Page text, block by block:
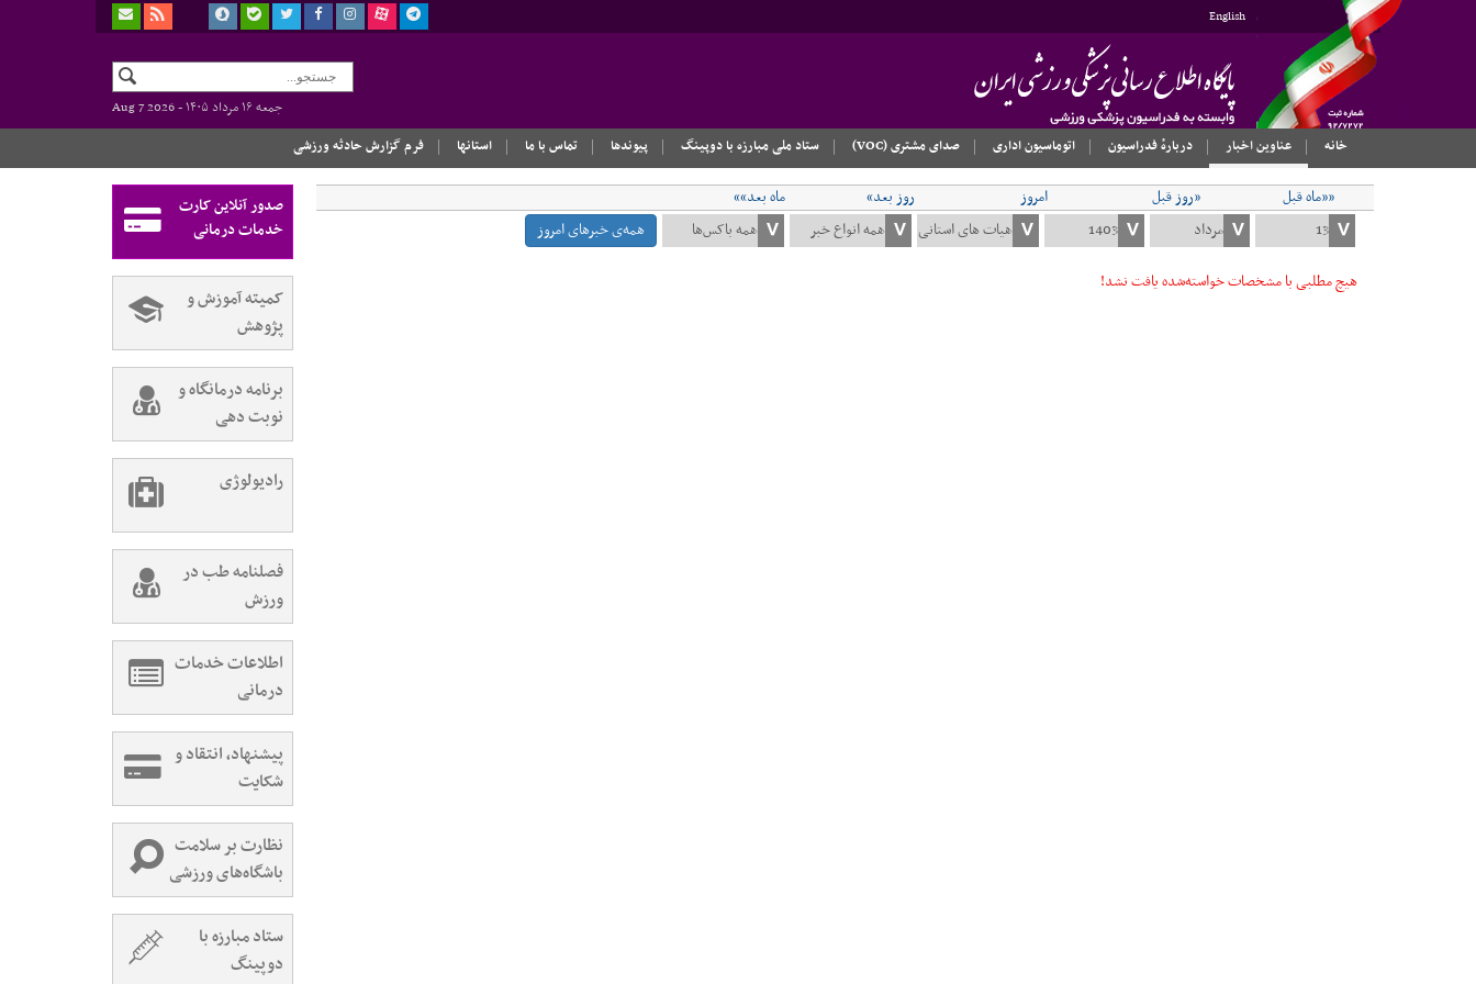
English
جمعه ۱۶ مرداد ۱۴۰۵ -
Aug 7 2026
خانه
عناوین اخبار دربارهٔ فدراسیون اتوماسیون اداری صدای مشتری (VOC) ستاد ملی مبارزه با دوپینگ پیوندها تماس با ما استانها فرم گزارش حادثه ورزشی
««ماه قبل «روز قبل امروز روز بعد»
ماه بعد»»
همه‌ی خبرهای امروز
هیچ مطلبی با مشخصات خواسته‌شده یافت نشد!
صدور آنلاین کارت
خدمات درمانی
کمیته آموزش و
پژوهش
برنامه درمانگاه و
نوبت دهی
رادیولوژی
فصلنامه طب در
ورزش
اطلاعات خدمات
درمانی
پیشنهاد، انتقاد و
شکایت
نظارت بر سلامت
باشگاه‌های ورزشی
ستاد مبارزه با
دوپینگ